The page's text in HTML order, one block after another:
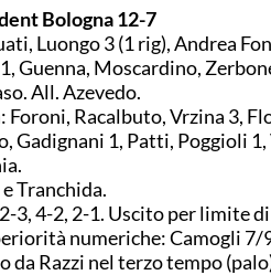
Bologna 12-7
Luongo 3 (1 rig), Andrea
Guenna, Moscardino,
All. Azevedo.
Foroni, Racalbuto, Vrzina 3,
Gadignani 1, Patti, Poggioli
Tranchida.
3, 4-2, 2-1. Uscito per limite
numeriche: Camogli 7/
da Razzi nel terzo tempo